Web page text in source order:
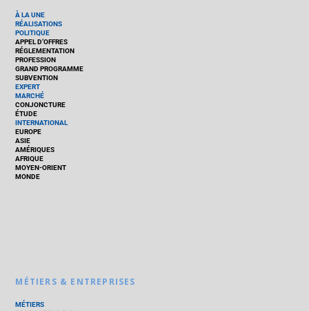
À LA UNE
RÉALISATIONS
POLITIQUE
APPEL D’OFFRES
RÉGLEMENTATION
PROFESSION
GRAND PROGRAMME
SUBVENTION
EXPERT
MARCHÉ
CONJONCTURE
ÉTUDE
INTERNATIONAL
EUROPE
ASIE
AMÉRIQUES
AFRIQUE
MOYEN-ORIENT
MONDE
MÉTIERS & ENTREPRISES
MÉTIERS